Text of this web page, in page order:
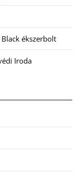
ékszerbolt
Iroda